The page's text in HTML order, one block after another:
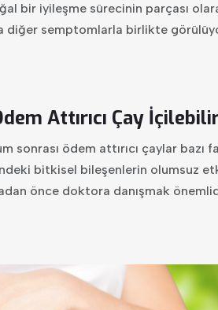
bir iyileşme sürecinin parçası
diğer semptomlarla birlikte
Attırıcı Çay
sonrası ödem attırıcı çaylar bazı
bitkisel bileşenlerin olumsuz
önce doktora danışmak